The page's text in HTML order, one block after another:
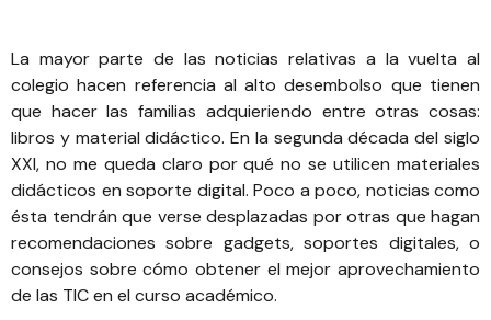
La mayor parte de las noticias relativas a la vuelta al
colegio hacen referencia al alto desembolso que tienen
que hacer las familias adquieriendo entre otras cosas:
libros y material didáctico. En la segunda década del siglo
XXI, no me queda claro por qué no se utilicen materiales
didácticos en soporte digital. Poco a poco, noticias como
ésta tendrán que verse desplazadas por otras que hagan
recomendaciones sobre gadgets, soportes digitales, o
consejos sobre cómo obtener el mejor aprovechamiento
de las TIC en el curso académico.